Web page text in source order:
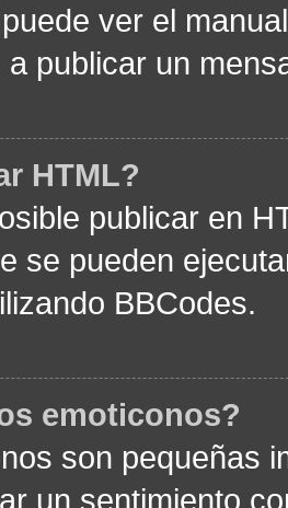
ver el
publicar un
HTML?
publicar en
se pueden
BBCodes.
emoticonos?
son pequeñas
un sentimiento